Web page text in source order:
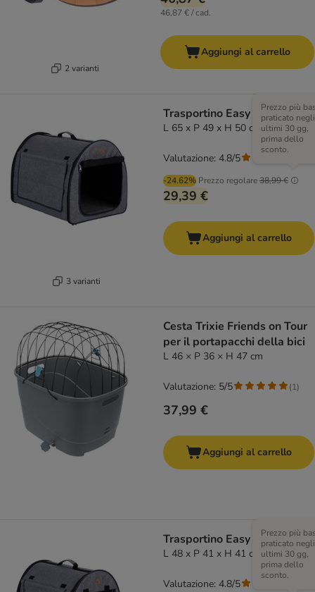
2 varianti
46,87 € / cad.
Aggiungi al carrello
3 varianti
Trasportino Easy Go
L 65 x P 49 x H 50 cm - grigio
-24.62% Prezzo regolare38,99 €
Prezzo più
praticato negli
ultimi 30 gg,
prima dello
sconto.
29,39 €
Valutazione: 4.8/5
Aggiungi al carrello
Cesta Trixie Friends on Tour
per il portapacchi della bici
L 46 × P 36 × H 47 cm
37,99 €
Valutazione: 5/5 (1)
Aggiungi al carrello
Trasportino Easy Go
L 48 x P 41 x H 41 cm - grigio
Prezzo più
praticato negli
ultimi 30 gg,
prima dello
sconto.
Valutazione: 4.8/5